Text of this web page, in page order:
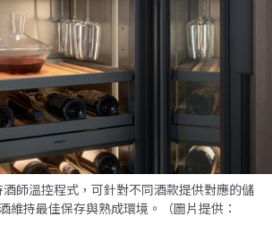
酒師溫控程式，可針對不同酒款提供對應的儲
維持最佳保存與熟成環境。（圖片提供：